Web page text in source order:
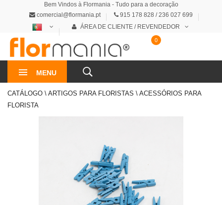
Bem Vindos à Flormania - Tudo para a decoração
comercial@flormania.pt
915 178 828 / 236 027 699
ÁREA DE CLIENTE / REVENDEDOR
MENU
0
CATÁLOGO \ ARTIGOS PARA FLORISTAS \ ACESSÓRIOS PARA
FLORISTA